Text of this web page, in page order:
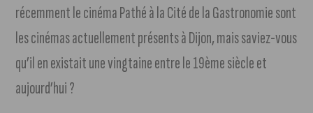
récemment le cinéma Pathé à la Cité de la Gastronomie sont
les cinémas actuellement présents à Dijon, mais saviez-vous
qu’il en existait une vingtaine entre le 19ème siècle et
aujourd’hui ?